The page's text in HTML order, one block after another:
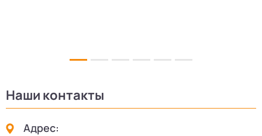
Наши контакты
Адрес: